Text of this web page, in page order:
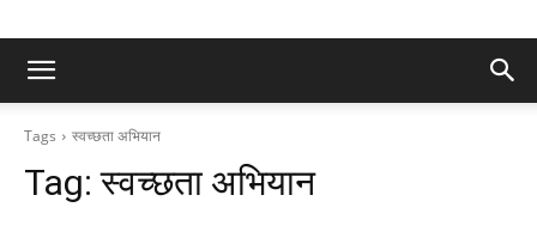
Tags स्वच्छता अभियान
Tag:स्वच्छता अभियान